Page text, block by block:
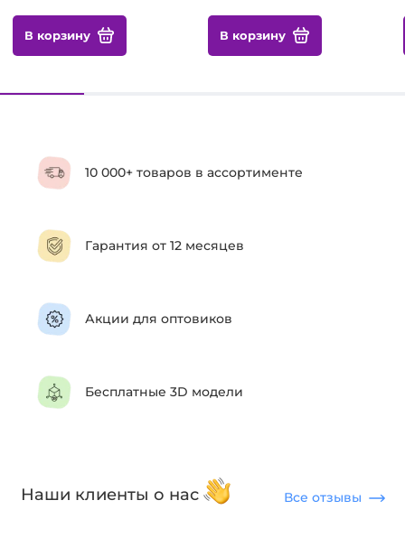
В корзину В корзину
10 000+ товаров в ассортименте
Гарантия от 12 месяцев
Акции для оптовиков
Бесплатные 3D модели
Наши клиенты о нас Все отзывы